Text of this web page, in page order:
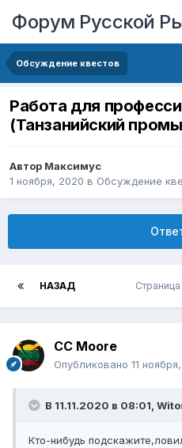
Форум Русской
Обсуждение квестов
Работа для
(Танзанийский
Автор Максимус
1 ноября, 2020 в Обсуждение
НАЗАД Страница
CC Moore
Опубликовано 11
В 11.11.2020 в 08:01,
Кто-нибудь